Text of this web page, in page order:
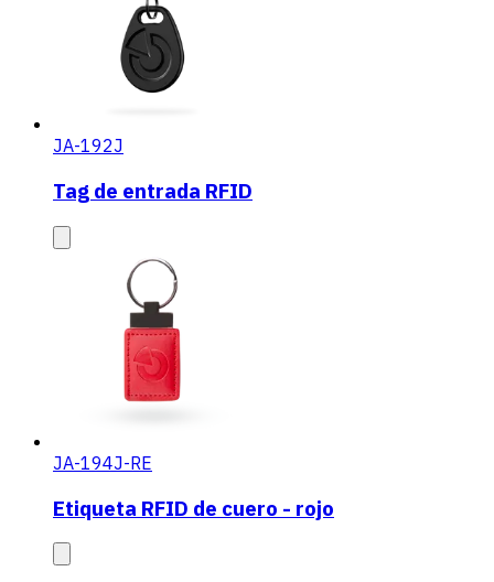
JA-192J
Tag de entrada RFID
JA-194J-RE
Etiqueta RFID de cuero - rojo